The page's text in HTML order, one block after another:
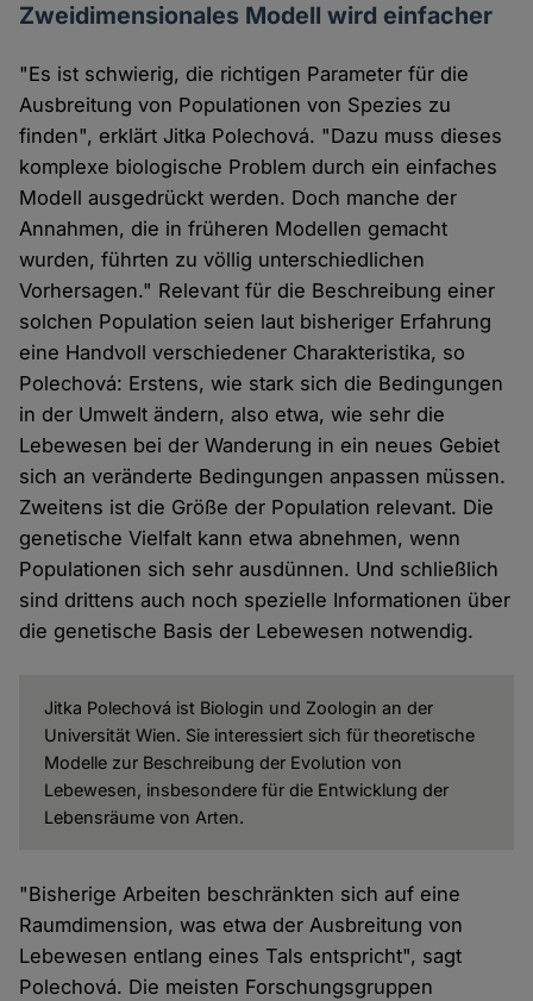
Zweidimensionales Modell wird einfacher
"Es ist schwierig, die richtigen Parameter für die
Ausbreitung von Populationen von Spezies zu
finden", erklärt Jitka Polechová. "Dazu muss dieses
komplexe biologische Problem durch ein einfaches
Modell ausgedrückt werden. Doch manche der
Annahmen, die in früheren Modellen gemacht
wurden, führten zu völlig unterschiedlichen
Vorhersagen." Relevant für die Beschreibung einer
solchen Population seien laut bisheriger Erfahrung
eine Handvoll verschiedener Charakteristika, so
Polechová: Erstens, wie stark sich die Bedingungen
in der Umwelt ändern, also etwa, wie sehr die
Lebewesen bei der Wanderung in ein neues Gebiet
sich an veränderte Bedingungen anpassen müssen.
Zweitens ist die Größe der Population relevant. Die
genetische Vielfalt kann etwa abnehmen, wenn
Populationen sich sehr ausdünnen. Und schließlich
sind drittens auch noch spezielle Informationen über
die genetische Basis der Lebewesen notwendig.
Jitka Polechová ist Biologin und Zoologin an der
Universität Wien. Sie interessiert sich für theoretische
Modelle zur Beschreibung der Evolution von
Lebewesen, insbesondere für die Entwicklung der
Lebensräume von Arten.
"Bisherige Arbeiten beschränkten sich auf eine
Raumdimension, was etwa der Ausbreitung von
Lebewesen entlang eines Tals entspricht", sagt
Polechová. Die meisten Forschungsgruppen